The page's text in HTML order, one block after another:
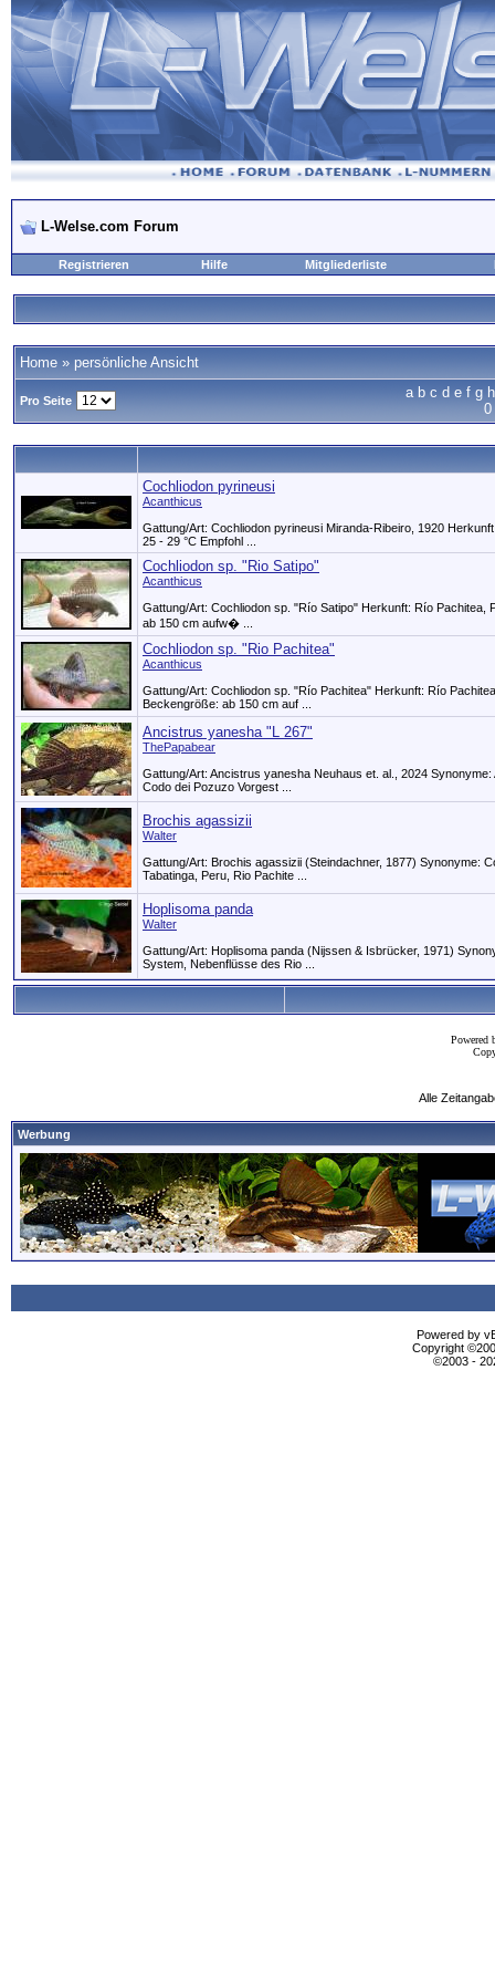
L-Welse.com Forum
Registrieren Hilfe Mitgliederliste
Home » persönliche Ansicht
Pro Seite a b c d e f g h
0
Cochliodon pyrineusi
Acanthicus
Gattung/Art: Cochliodon pyrineusi Miranda-Ribeiro, 1920
25 - 29 °C Empfohl ...
Cochliodon sp. "Rio Satipo"
Acanthicus
Gattung/Art: Cochliodon sp. "Río Satipo" Herkunft: Río
ab 150 cm aufw� ...
Cochliodon sp. "Rio Pachitea"
Acanthicus
Gattung/Art: Cochliodon sp. "Río Pachitea" Herkunft: Río
Beckengröße: ab 150 cm auf ...
Ancistrus yanesha "L 267"
ThePapabear
Gattung/Art: Ancistrus yanesha Neuhaus et. al., 2024
Codo dei Pozuzo Vorgest ...
Brochis agassizii
Walter
Gattung/Art: Brochis agassizii (Steindachner, 1877) Synonyme:
Tabatinga, Peru, Rio Pachite ...
Hoplisoma panda
Walter
Gattung/Art: Hoplisoma panda (Nijssen & Isbrücker, 1971)
System, Nebenflüsse des Rio ...
Powered
Alle
Werbung
Powered by
Copyright
©2003 -